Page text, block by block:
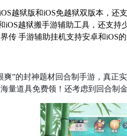
越狱版和iOS免越狱双版本，还
iOS越狱搬手游辅助工具，还支持
传 手游辅助挂机支持安卓和iOS
爽”的封神题材回合制手游，真正
量道具免费领！还考虑到回合制